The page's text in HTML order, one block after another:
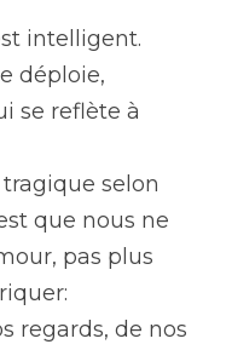
intelligent.
déploie,
se reflète à
selon
que nous ne
pas plus
regards, de nos